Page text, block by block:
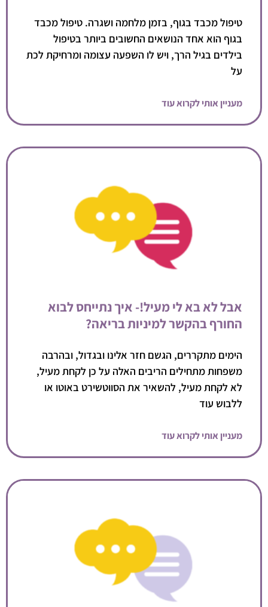
טיפול מכבד בגוף, בזמן מלחמה ושגרה. טיפול מכבד
בגוף הוא אחד הנושאים החשובים ביותר בטיפול
בילדים בגיל הרך, ויש לו השפעה עצומה ומרחיקת לכת
על
מעניין אותי לקרוא עוד
אבל לא בא לי מעיל!- איך נתייחס לבוא
החורף בהקשר למיניות בריאה?
הימים מתקררים, הגשם חזר אלינו ובגדול, ובהרבה
משפחות מתחילים הריבים האלה על כן לקחת מעיל,
לא לקחת מעיל, להשאיר את הסווטשירט באוטו או
ללבוש עוד
מעניין אותי לקרוא עוד